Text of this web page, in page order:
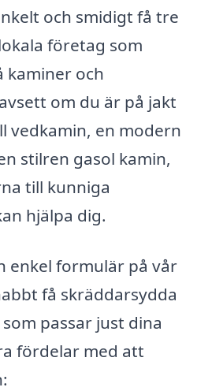
och smidigt få tre
företag som
kaminer och
om du är på jakt
vedkamin, en modern
stilren gasol kamin,
till kunniga
hjälpa dig.
enkel formulär på vår
få skräddarsydda
passar just dina
fördelar med att